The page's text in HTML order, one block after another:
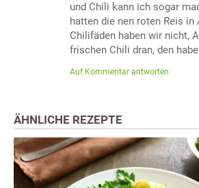
und Chili kann ich sogar
hatten die nen roten Reis in
Chilifäden haben wir nicht,
frischen Chili dran, den
Auf Kommentar antworten
ÄHNLICHE REZEPTE